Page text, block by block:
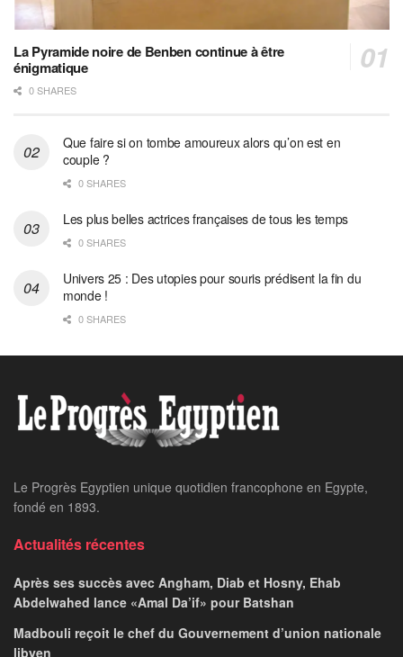
La Pyramide noire de Benben continue à être
énigmatique
0 SHARES
Que faire si on tombe amoureux alors qu’on est en
couple ?
0 SHARES
Les plus belles actrices françaises de tous les temps
0 SHARES
Univers 25 : Des utopies pour souris prédisent la fin du
monde !
0 SHARES
Le Progrès Egyptien unique quotidien francophone en Egypte,
fondé en 1893.
Actualités récentes
Après ses succès avec Angham, Diab et Hosny, Ehab
Abdelwahed lance «Amal Da’if» pour Batshan
Madbouli reçoit le chef du Gouvernement d’union nationale
libyen